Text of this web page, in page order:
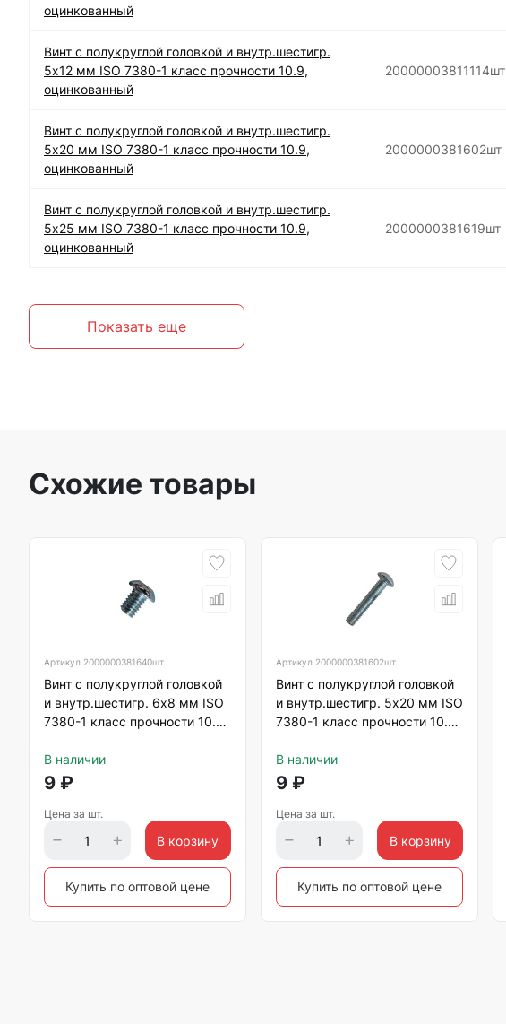
оцинкованный
Винт с полукруглой головкой и внутр.шестигр.
5х12 мм ISO 7380-1 класс прочности 10.9,
оцинкованный
20000003811114шт
Винт с полукруглой головкой и внутр.шестигр.
5х20 мм ISO 7380-1 класс прочности 10.9,
оцинкованный
2000000381602шт
Винт с полукруглой головкой и внутр.шестигр.
5х25 мм ISO 7380-1 класс прочности 10.9,
оцинкованный
2000000381619шт
Показать еще
Схожие товары
Артикул 2000000381640шт
Винт с полукруглой головкой
и внутр.шестигр. 6х8 мм ISO
7380-1 класс прочности 10.9,
В наличии
9 ₽
Цена за шт.
В корзину
Купить по оптовой цене
Артикул 2000000381602шт
Винт с полукруглой головкой
и внутр.шестигр. 5х20 мм ISO
7380-1 класс прочности 10.9,
В наличии
9 ₽
Цена за шт.
В корзину
Купить по оптовой цене